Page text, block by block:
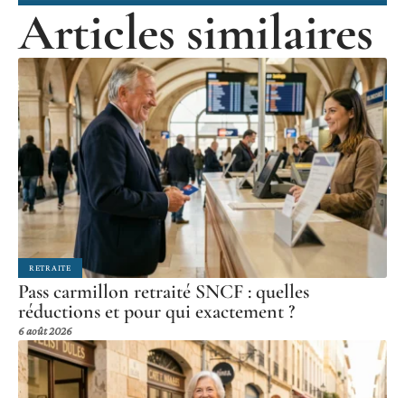
Articles similaires
RETRAITE
Pass carmillon retraité SNCF : quelles
réductions et pour qui exactement ?
6 août 2026